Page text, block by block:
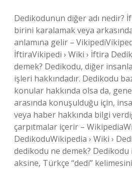
Dedikodunun diğer adı nedir?
birini karalamak veya
anlamına gelir –
İftiraVikipedi › Wiki › İftira
demek? Dedikodu, diğer
işleri hakkındadır. Dedikodu
konular hakkında olsa da,
arasında konuşulduğu için,
veya haber hakkında bilgi
çarpıtmalar içerir –
DedikoduWikipedia › Wiki ›
dedikodu ne demek? Dedikodu
aksine, Türkçe “dedi”